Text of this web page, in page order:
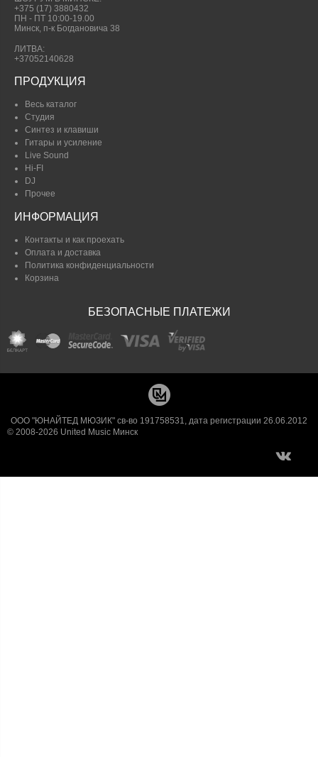
+375 (17) 3880432
ПН - ПТ 10:00-19.00
Минск, п-к Богдановича 38
ЛИТВА:
+37052140628
ПРОДУКЦИЯ
Весь каталог
Студия
Синтез и клавиши
Гитары и усиление
Live Sound
Hi-FI
DJ
Прочее
ИНФОРМАЦИЯ
Контакты и как проехать
Оплата и доставка
Политика конфиденциальности
Корзина
БЕЗОПАСНЫЕ ПЛАТЕЖИ
ООО "ЮНАЙТЕД МЮЗИК" св-во 191758531, дата регистрации 26.06.2012
© 2008-2026 United Music Минск